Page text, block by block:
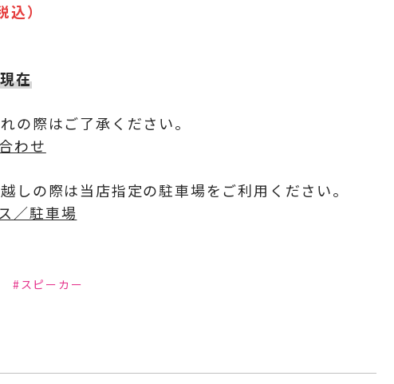
込）
在
の際はご了承ください。
わせ
しの際は当店指定の駐車場をご利用ください。
／駐車場
#スピーカー